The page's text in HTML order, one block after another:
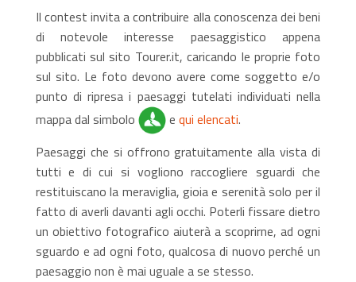
Il contest invita a contribuire alla conoscenza dei beni
di notevole interesse paesaggistico appena
pubblicati sul sito Tourer.it, caricando le proprie foto
sul sito. Le foto devono avere come soggetto e/o
punto di ripresa i paesaggi tutelati individuati nella
mappa dal simbolo
e qui elencati.
Paesaggi che si offrono gratuitamente alla vista di
tutti e di cui si vogliono raccogliere sguardi che
restituiscano la meraviglia, gioia e serenità solo per il
fatto di averli davanti agli occhi. Poterli fissare dietro
un obiettivo fotografico aiuterà a scoprirne, ad ogni
sguardo e ad ogni foto, qualcosa di nuovo perché un
paesaggio non è mai uguale a se stesso.